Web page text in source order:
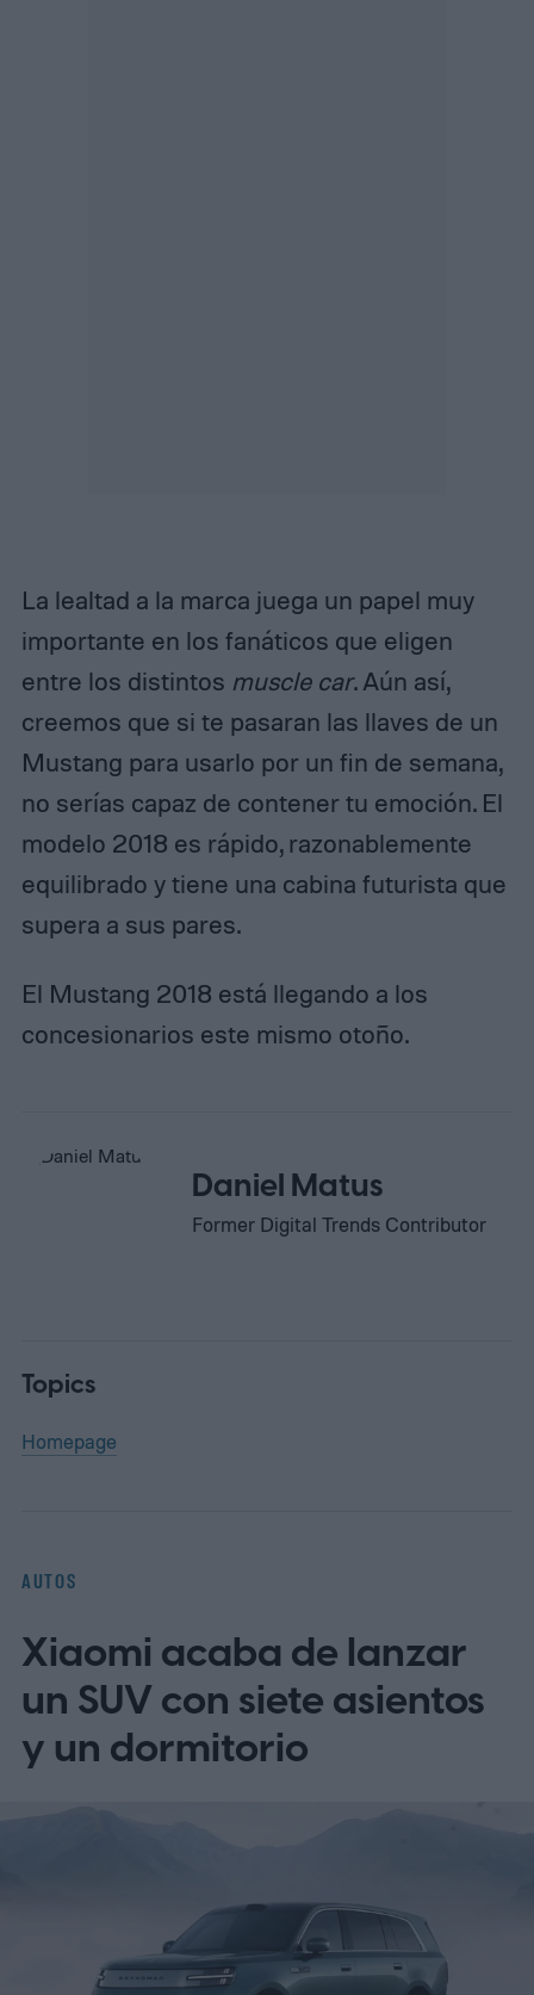
La lealtad a la marca juega un papel muy
importante en los fanáticos que eligen
entre los distintos muscle car. Aún así,
creemos que si te pasaran las llaves de un
Mustang para usarlo por un fin de semana,
no serías capaz de contener tu emoción. El
modelo 2018 es rápido, razonablemente
equilibrado y tiene una cabina futurista que
supera a sus pares.
El Mustang 2018 está llegando a los
concesionarios este mismo otoño.
Daniel Matus
Former Digital Trends Contributor
Topics
Homepage
AUTOS
Xiaomi acaba de lanzar
un SUV con siete asientos
y un dormitorio